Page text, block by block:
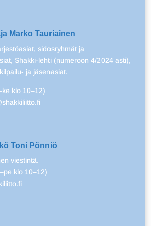
Marko Tauriainen
sidosryhmät ja
Shakki-lehti (numeroon 4/2024 asti),
ja jäsenasiat.
klo 10–12)
Toni Pönniö
viestintä.
klo 10–12)